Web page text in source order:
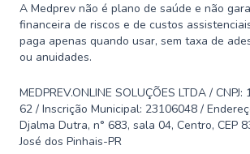
A Medprev não é plano de saúde e não
financeira de riscos e de custos
paga apenas quando usar, sem taxa de
ou anuidades.
MEDPREV.ONLINE SOLUÇÕES LTDA /
62 / Inscrição Municipal: 23106048 /
Djalma Dutra, n° 683, sala 04, Centro, CEP
José dos Pinhais-PR